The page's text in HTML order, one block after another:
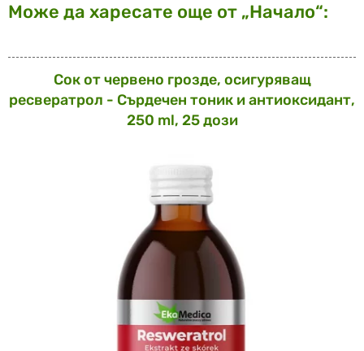
Може да харесате още от „Начало“:
Сок от червено грозде, осигуряващ
ресвератрол - Сърдечен тоник и антиоксидант,
250 ml, 25 дози